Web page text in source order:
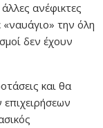
ανέφικτες
«ναυάγιο» την όλη
δεν έχουν
και θα